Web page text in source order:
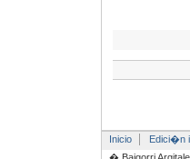
Inicio Edici�n